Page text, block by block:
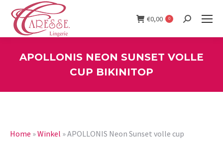
€0,00 0 Search:
APOLLONIS NEON SUNSET VOLLE
CUP BIKINITOP
Home »Winkel »APOLLONIS Neon Sunset volle cup